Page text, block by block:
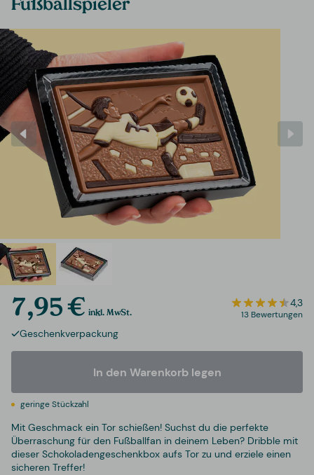
Fußballspieler
7,95 € inkl. MwSt.
4,3
13 Bewertungen
Geschenkverpackung
In den Warenkorb legen
geringe Stückzahl
Mit Geschmack ein Tor schießen! Suchst du die perfekte
Überraschung für den Fußballfan in deinem Leben? Dribble mit
dieser Schokoladengeschenkbox aufs Tor zu und erziele einen
sicheren Treffer!